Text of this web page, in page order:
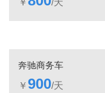
￥
/天
奔驰商务车
￥900/天